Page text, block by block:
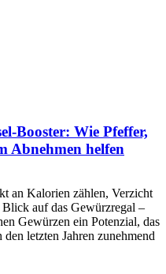
Booster: Wie Pfeffer,
Abnehmen helfen
an Kalorien zählen, Verzicht
auf das Gewürzregal –
Gewürzen ein Potenzial, das
letzten Jahren zunehmend